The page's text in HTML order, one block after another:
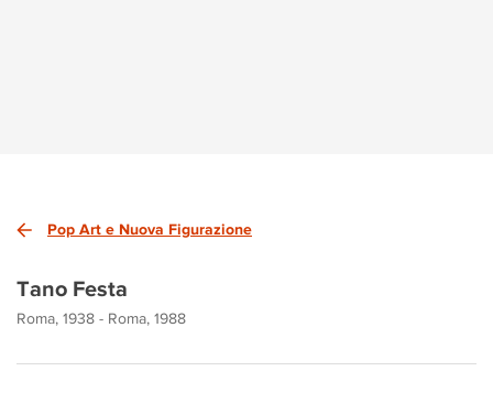
Pop Art e Nuova Figurazione
Tano Festa
Roma, 1938 - Roma, 1988